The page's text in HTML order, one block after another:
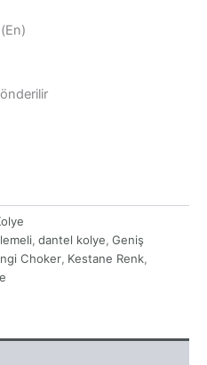
, dantel kolye, Geniş
Choker, Kestane Renk,